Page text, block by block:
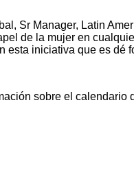
, Sr Manager, Latin
de la mujer en
esta iniciativa que es dé
sobre el calendario